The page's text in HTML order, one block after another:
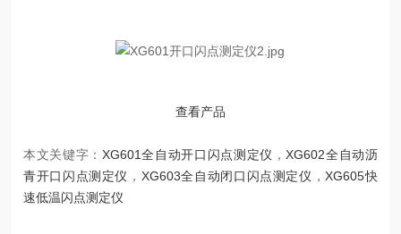
查看产品
本文关键字： XG601全自动开口闪点测定仪 ，XG602全自动沥
青开口闪点测定仪 ， XG603全自动闭口闪点测定仪 ，XG605快
速低温闪点测定仪